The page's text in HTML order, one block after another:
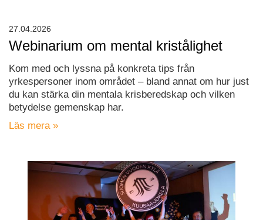
Webinarium om mental kristålighet
Kom med och lyssna på konkreta tips från
yrkespersoner inom området – bland annat om hur just
du kan stärka din mentala krisberedskap och vilken
betydelse gemenskap har.
Läs mera »
27.04.2026